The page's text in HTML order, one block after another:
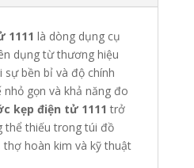
1111 là dòng dụng cụ
dụng từ thương hiệu
sự bền bỉ và độ chính
nhỏ gọn và khả năng đo
kẹp điện tử 1111 trở
thể thiếu trong túi đồ
thợ hoàn kim và kỹ thuật